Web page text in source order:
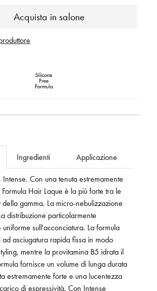
Acquista in salone
Ingredienti Applicazione
Intense. Con una tenuta estremamente
Hair Laque è la più forte tra le
gamma. La micro-nebulizzazione
distribuzione particolarmente
sull'acconciatura. La formula
ad asciugatura rapida fissa in modo
mentre la provitamina B5 idrata il
fornisce un volume di lunga durata
estremamente forte e una lucentezza
di espressività. Con Intense